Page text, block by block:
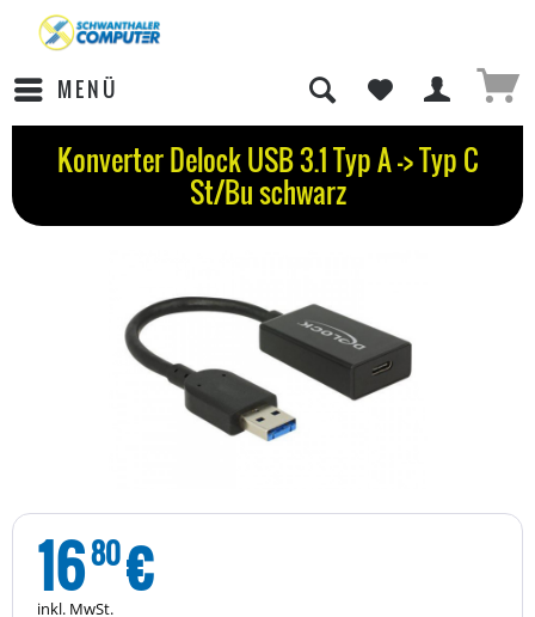
MENÜ
Konverter Delock USB 3.1 Typ A -> Typ C
St/Bu schwarz
1680€
inkl. MwSt.